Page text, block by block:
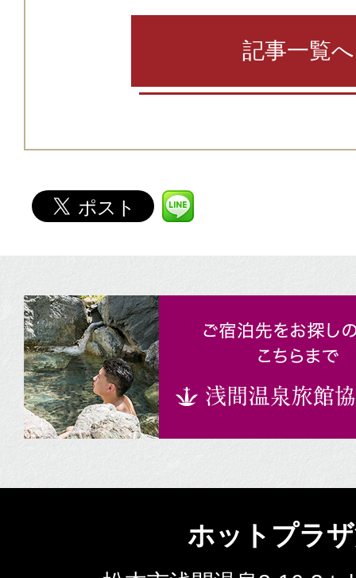
記事一覧へ
ホットプラ